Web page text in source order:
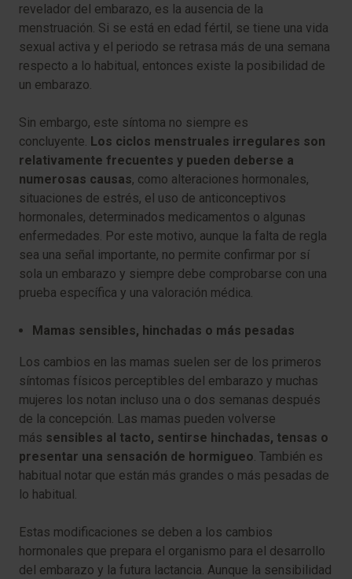
revelador del embarazo, es la ausencia de la
menstruación. Si se está en edad fértil, se tiene una vida
sexual activa y el periodo se retrasa más de una semana
respecto a lo habitual, entonces existe la posibilidad de
un embarazo.
Sin embargo, este síntoma no siempre es
concluyente. Los ciclos menstruales irregulares son
relativamente frecuentes y pueden deberse a
numerosas causas, como alteraciones hormonales,
situaciones de estrés, el uso de anticonceptivos
hormonales, determinados medicamentos o algunas
enfermedades. Por este motivo, aunque la falta de regla
sea una señal importante, no permite confirmar por sí
sola un embarazo y siempre debe comprobarse con una
prueba específica y una valoración médica.
Mamas sensibles, hinchadas o más pesadas
Los cambios en las mamas suelen ser de los primeros
síntomas físicos perceptibles del embarazo y muchas
mujeres los notan incluso una o dos semanas después
de la concepción. Las mamas pueden volverse
más sensibles al tacto, sentirse hinchadas, tensas o
presentar una sensación de hormigueo. También es
habitual notar que están más grandes o más pesadas de
lo habitual.
Estas modificaciones se deben a los cambios
hormonales que prepara el organismo para el desarrollo
del embarazo y la futura lactancia. Aunque la sensibilidad